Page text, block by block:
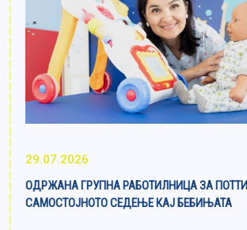
29.07.2026
ОДРЖАНА ГРУПНА РАБОТИЛНИЦА ЗА
САМОСТОЈНОТО СЕДЕЊЕ КАЈ БЕБИЊАТА